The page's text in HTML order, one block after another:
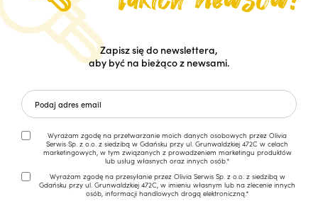
Zapisz się do newslettera,
aby być na bieżąco z newsami.
Wyrażam zgodę na przetwarzanie moich danych osobowych przez Olivia
Serwis Sp. z o.o. z siedzibą w Gdańsku przy ul. Grunwaldzkiej 472C w celach
marketingowych, w tym związanych z prowadzeniem marketingu produktów
lub usług własnych oraz innych osób.*
Wyrażam zgodę na przesyłanie przez Olivia Serwis Sp. z o.o. z siedzibą w
Gdańsku przy ul. Grunwaldzkiej 472C, w imieniu własnym lub na zlecenie innych
osób, informacji handlowych drogą elektroniczną.*